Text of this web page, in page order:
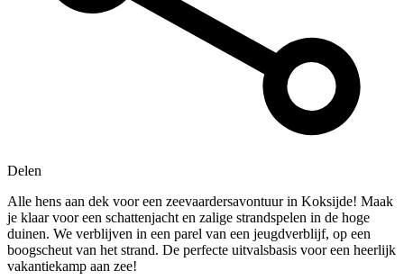
Delen
Alle hens aan dek voor een zeevaardersavontuur in Koksijde! Maak
je klaar voor een schattenjacht en zalige strandspelen in de hoge
duinen. We verblijven in een parel van een jeugdverblijf, op een
boogscheut van het strand. De perfecte uitvalsbasis voor een heerlijk
vakantiekamp aan zee!